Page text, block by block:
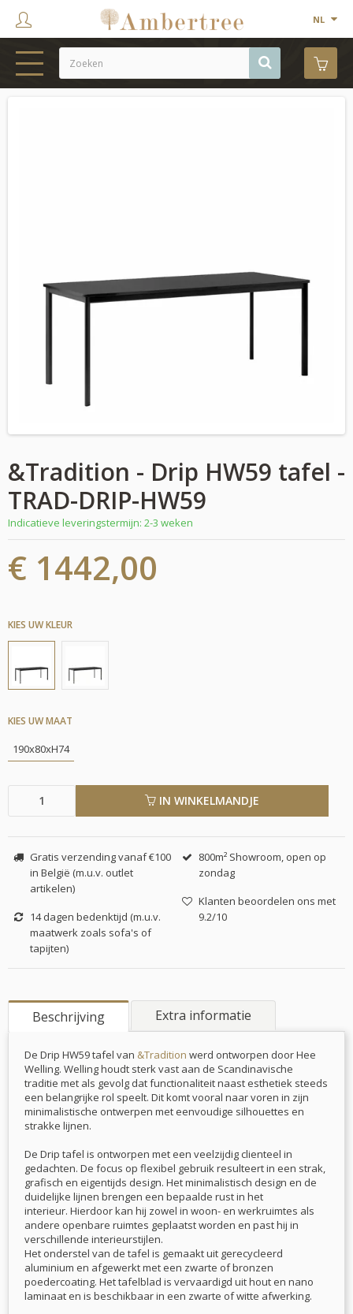
NL
CONTACT
&Tradition - Drip HW59 tafel -
TRAD-DRIP-HW59
Indicatieve leveringstermijn: 2-3 weken
€ 1442,00
KIES UW KLEUR
KIES UW MAAT
190x80xH74
IN WINKELMANDJE
Gratis verzending vanaf €100
in België (m.u.v. outlet
artikelen)
14 dagen bedenktijd (m.u.v.
maatwerk zoals sofa's of
tapijten)
800m² Showroom, open op
zondag
Klanten beoordelen ons met
9.2/10
Beschrijving Extra informatie
De Drip HW59 tafel van &Tradition werd ontworpen door Hee
Welling. Welling houdt sterk vast aan de Scandinavische
traditie met als gevolg dat functionaliteit naast esthetiek steeds
een belangrijke rol speelt. Dit komt vooral naar voren in zijn
minimalistische ontwerpen met eenvoudige silhouettes en
strakke lijnen.
De Drip tafel is ontworpen met een veelzijdig clienteel in
gedachten. De focus op flexibel gebruik resulteert in een strak,
grafisch en eigentijds design. Het minimalistisch design en de
duidelijke lijnen brengen een bepaalde rust in het
interieur. Hierdoor kan hij zowel in woon- en werkruimtes als
andere openbare ruimtes geplaatst worden en past hij in
verschillende interieurstijlen.
Het onderstel van de tafel is gemaakt uit gerecycleerd
aluminium en afgewerkt met een zwarte of bronzen
poedercoating. Het tafelblad is vervaardigd uit hout en nano
laminaat en is beschikbaar in een zwarte of witte afwerking.